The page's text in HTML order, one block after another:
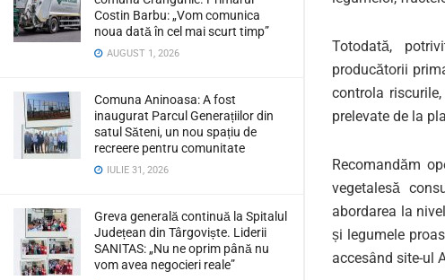
Costin Barbu: „Vom comunica
noua dată în cel mai scurt timp”
AUGUST 1, 2026
Comuna Aninoasa: A fost
inaugurat Parcul Generațiilor din
satul Săteni, un nou spațiu de
recreere pentru comunitate
IULIE 31, 2026
Greva generală continuă la Spitalul
Județean din Târgoviște. Liderii
SANITAS: „Nu ne oprim până nu
vom avea negocieri reale”
Totodată,
producătorii
controla
prelevate de la
Recomandăm
vegetalesă
abordarea la
și legumele
accesând site-ul